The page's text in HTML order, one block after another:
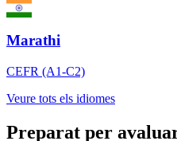
Marathi
CEFR (A1-C2)
Veure tots els idiomes
Preparat per